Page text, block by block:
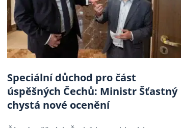
Speciální důchod pro část
úspěšných Čechů: Ministr Šťastný
chystá nové ocenění